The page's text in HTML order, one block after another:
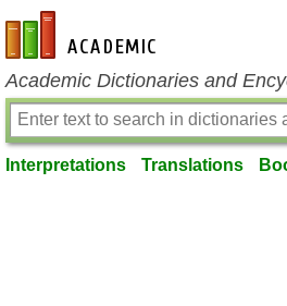
en-academic.com
Academic Dictionaries and
Interpretations Translations